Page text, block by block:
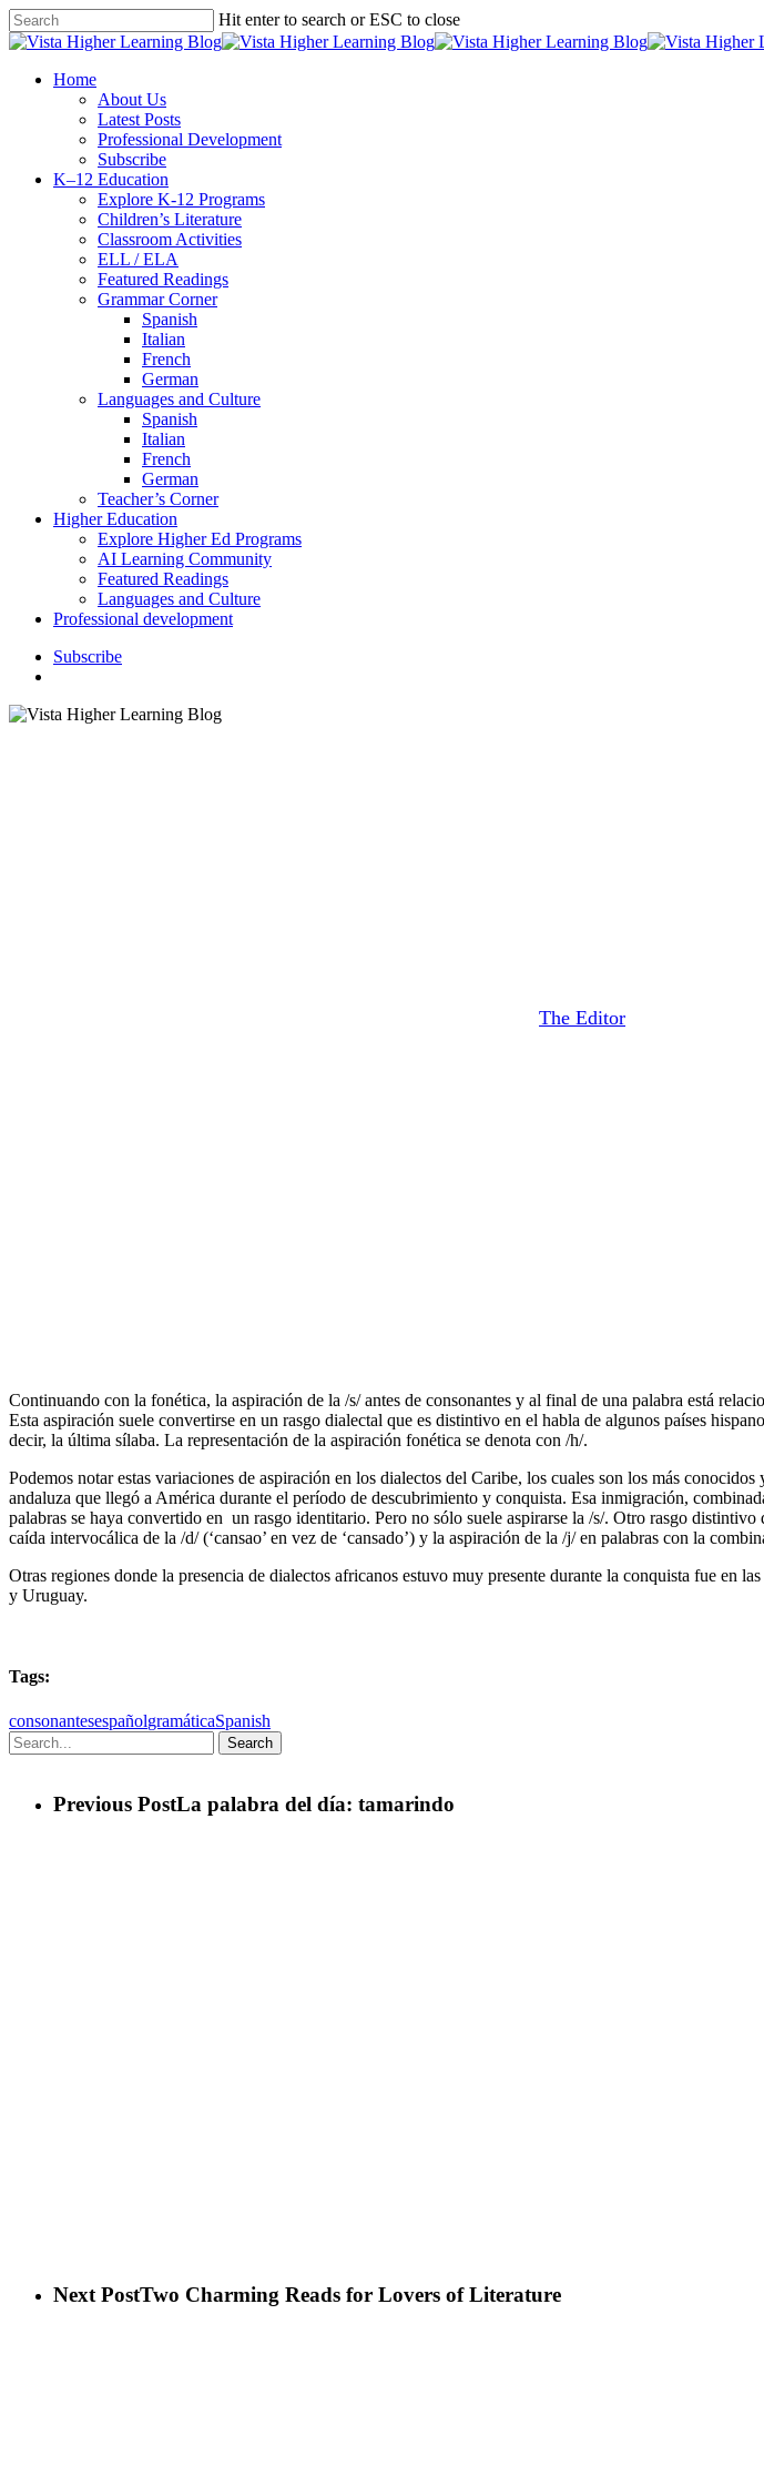
Skip
to
content
Hit enter to search or ESC to close
Close
search
Menu
Home
About Us
Latest Posts
Professional Development
Subscribe
K–12 Education
Explore K-12 Programs
Children’s Literature
Classroom Activities
ELL / ELA
Featured Readings
Grammar Corner
Spanish
Italian
French
German
Languages and Culture
Spanish
Italian
French
German
Teacher’s Corner
Higher Education
Explore Higher Ed Programs
AI Learning Community
Featured Readings
Languages and Culture
Professional development
Subscribe
The Editor
Continuando con la fonética, la aspiración de la /s/ antes de consonantes y al final de una palabra está
Esta aspiración suele convertirse en un rasgo dialectal que es distintivo en el habla de algunos países
decir, la última sílaba. La representación de la aspiración fonética se denota con /h/.
Podemos notar estas variaciones de aspiración en los dialectos del Caribe, los cuales son los más
andaluza que llegó a América durante el período de descubrimiento y conquista. Esa inmigración,
palabras se haya convertido en un rasgo identitario. Pero no sólo suele aspirarse la /s/. Otro rasgo
caída intervocálica de la /d/ (‘cansao’ en vez de ‘cansado’) y la aspiración de la /j/ en palabras con la
Otras regiones donde la presencia de dialectos africanos estuvo muy presente durante la conquista fue en
y Uruguay.
Tags:
consonantesespañolgramáticaSpanish
Search
Previous PostLa palabra del día: tamarindo
Next PostTwo Charming Reads for Lovers of Literature